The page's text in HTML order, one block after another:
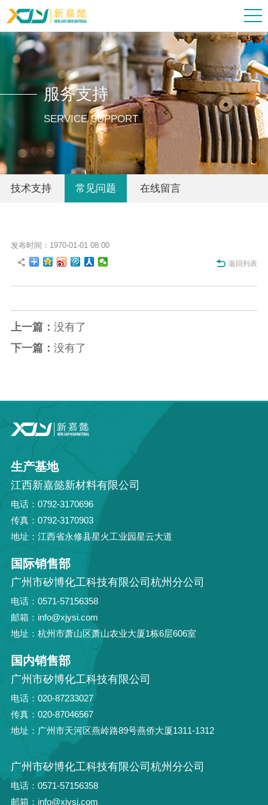
服务支持
SERVICE SUPPORT
技术支持 常见问题 在线留言
发布时间：1970-01-01 08:00
返回列表
上一篇： 没有了
下一篇： 没有了
生产基地
江西新嘉懿新材料有限公司
电话：0792-3170696
传真：0792-3170903
地址：江西省永修县星火工业园星云大道
国际销售部
广州市矽博化工科技有限公司杭州分公司
电话：0571-57156358
邮箱：info@xjysi.com
地址：杭州市萧山区萧山农业大厦1栋6层606室
国内销售部
广州市矽博化工科技有限公司
电话：020-87233027
传真：020-87046567
地址：广州市天河区燕岭路89号燕侨大厦1311-1312
广州市矽博化工科技有限公司杭州分公司
电话：0571-57156358
邮箱：info@xjysi.com